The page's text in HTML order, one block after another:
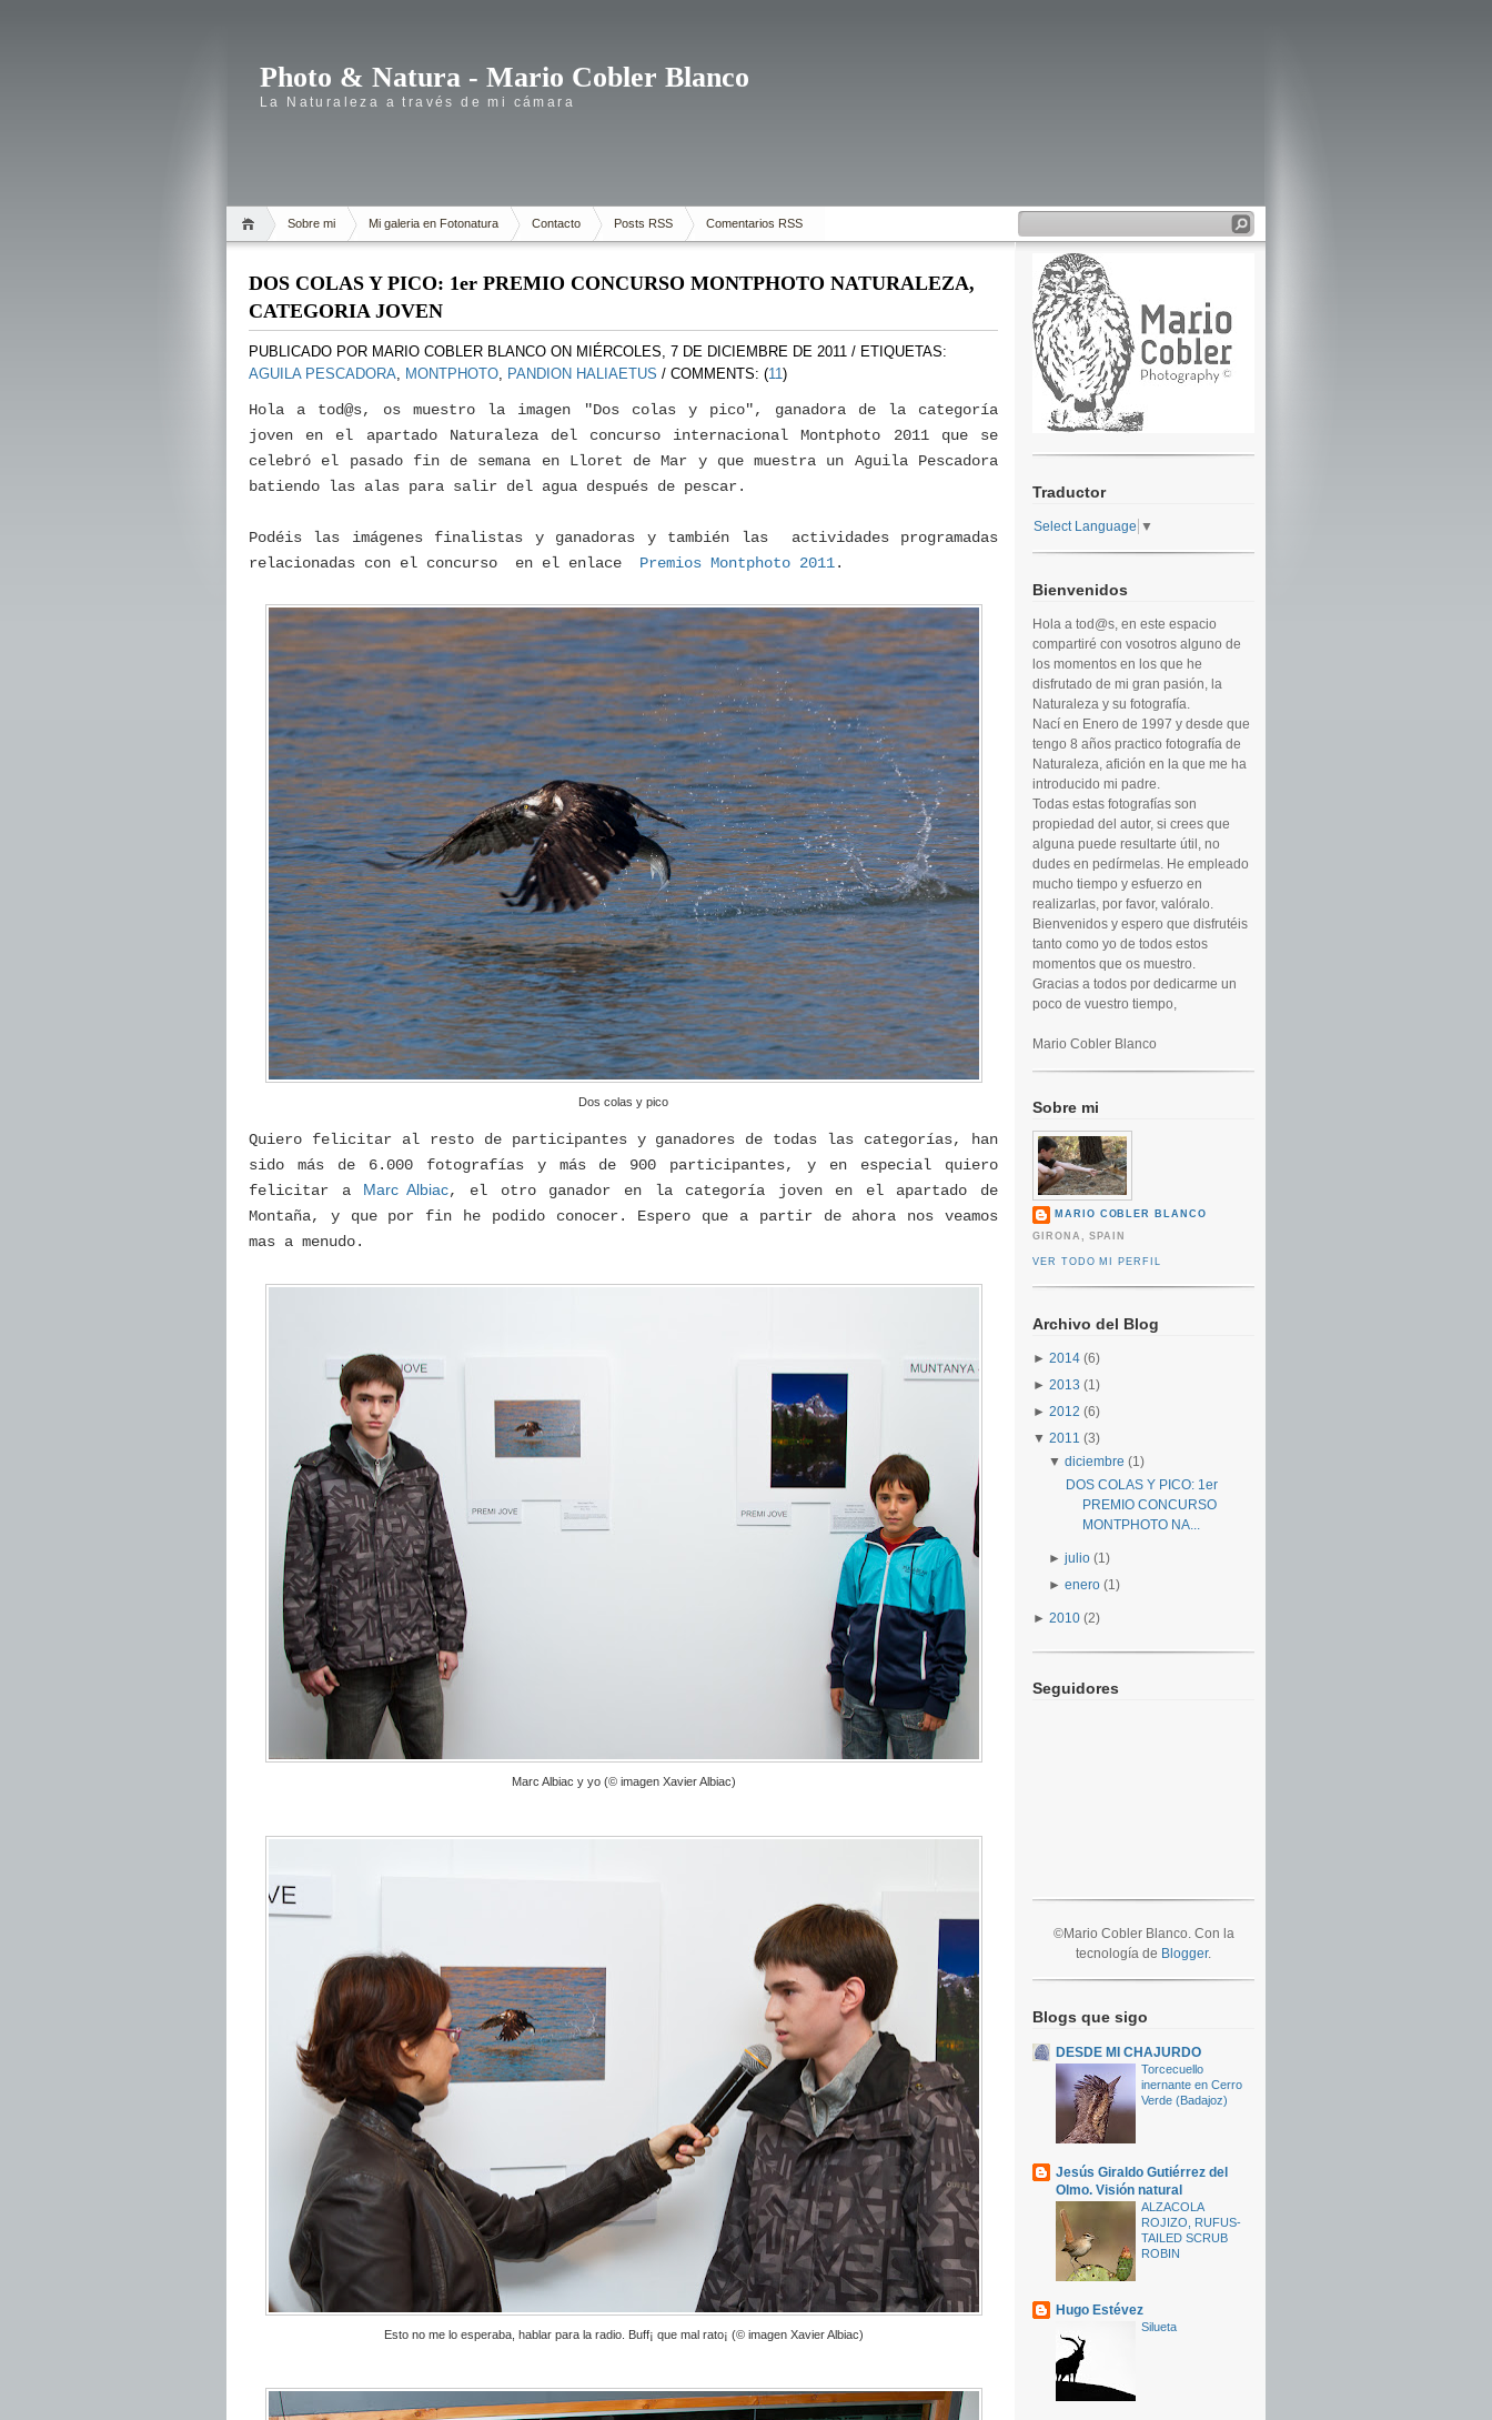
Photo & Natura - Mario Cobler Blanco
La Naturaleza a través de mi cámara
Sobre mi Mi galeria en Fotonatura Contacto Posts RSS Comentarios RSS
DOS COLAS Y PICO: 1er PREMIO CONCURSO MONTPHOTO NATURALEZA,
CATEGORIA JOVEN
PUBLICADO POR MARIO COBLER BLANCO ON MIÉRCOLES, 7 DE DICIEMBRE DE 2011 / ETIQUETAS:
AGUILA PESCADORA, MONTPHOTO, PANDION HALIAETUS / COMMENTS: (11)
Hola a tod@s, os muestro la imagen "Dos colas y pico", ganadora de la categoría
joven en el apartado Naturaleza del concurso internacional Montphoto 2011 que se
celebró el pasado fin de semana en Lloret de Mar y que muestra un Aguila Pescadora
batiendo las alas para salir del agua después de pescar.
Podéis las imágenes finalistas y ganadoras y también las actividades programadas
relacionadas con el concurso en el enlace Premios Montphoto 2011.
Dos colas y pico
Quiero felicitar al resto de participantes y ganadores de todas las categorías, han
sido más de 6.000 fotografías y más de 900 participantes, y en especial quiero
felicitar a Marc Albiac, el otro ganador en la categoría joven en el apartado de
Montaña, y que por fin he podido conocer. Espero que a partir de ahora nos veamos
mas a menudo.
Marc Albiac y yo (© imagen Xavier Albiac)
Esto no me lo esperaba, hablar para la radio. Buff¡ que mal rato¡ (© imagen Xavier Albiac)
Traductor
Select Language ▼
Bienvenidos
Hola a tod@s, en este espacio
compartiré con vosotros alguno de
los momentos en los que he
disfrutado de mi gran pasión, la
Naturaleza y su fotografía.
Nací en Enero de 1997 y desde que
tengo 8 años practico fotografía de
Naturaleza, afición en la que me ha
introducido mi padre.
Todas estas fotografías son
propiedad del autor, si crees que
alguna puede resultarte útil, no
dudes en pedírmelas. He empleado
mucho tiempo y esfuerzo en
realizarlas, por favor, valóralo.
Bienvenidos y espero que disfrutéis
tanto como yo de todos estos
momentos que os muestro.
Gracias a todos por dedicarme un
poco de vuestro tiempo,
Mario Cobler Blanco
Sobre mi
MARIO COBLER BLANCO
GIRONA, SPAIN
VER TODO MI PERFIL
Archivo del Blog
► 2014 (6)
► 2013 (1)
► 2012 (6)
▼ 2011 (3)
▼diciembre (1)
DOS COLAS Y PICO: 1er
PREMIO CONCURSO
MONTPHOTO NA...
►julio (1)
►enero (1)
► 2010 (2)
Seguidores
©Mario Cobler Blanco. Con la
tecnología de Blogger.
Blogs que sigo
DESDE MI CHAJURDO
Torcecuello
inernante en Cerro
Verde (Badajoz)
Jesús Giraldo Gutiérrez del
Olmo. Visión natural
ALZACOLA
ROJIZO, RUFUS-
TAILED SCRUB
ROBIN
Hugo Estévez
Silueta